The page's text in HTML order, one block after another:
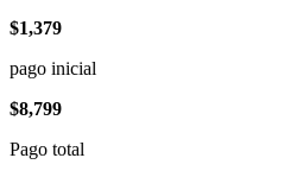
$1,379
pago inicial
$8,799
Pago total